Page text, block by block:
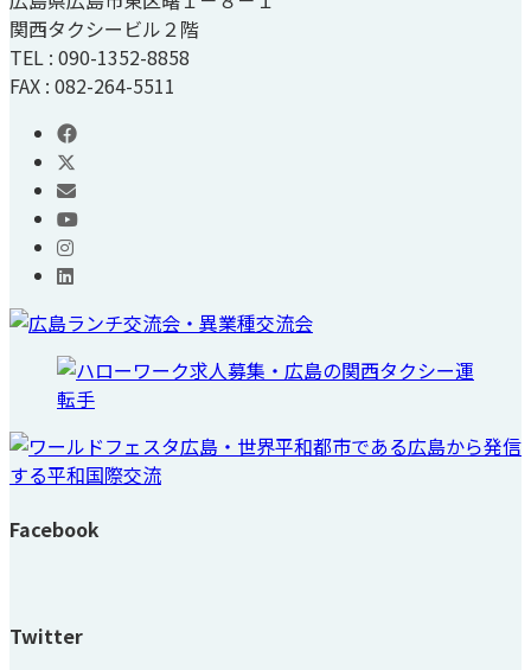
関西タクシービル２階
TEL : 090-1352-8858
FAX : 082-264-5511
Facebook
Twitter